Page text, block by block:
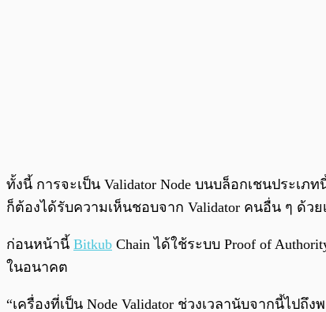
ทั้งนี้ การจะเป็น Validator Node บนบล็อกเชนประเ
ก็ต้องได้รับความเห็นชอบจาก Validator คนอื่น ๆ ด้ว
ก่อนหน้านี้ Bitkub Chain ได้ใช้ระบบ Proof of
ในอนาคต
“เครื่องที่เป็น Node Validator ช่วงเวลานับจากนี้ไป